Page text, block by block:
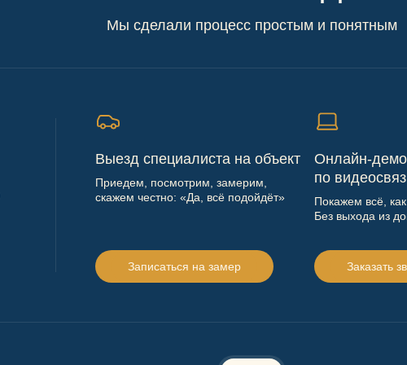
Мы сделали процесс простым и понятным
Выезд специалиста на объект
Приедем, посмотрим, замерим,
скажем честно: «Да, всё подойдёт»
Записаться на замер
Онлайн-
по
Покажем всё,
Без выхода из
Заказать